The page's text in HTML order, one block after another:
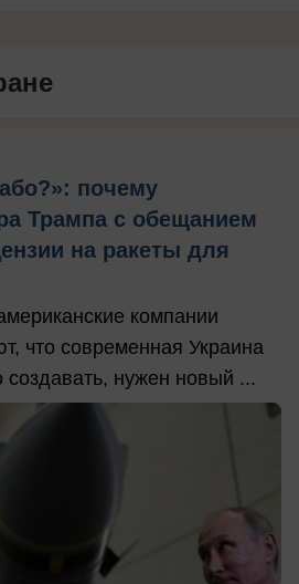
почему
Трампа с обещанием
на ракеты для
компании
что современная Украина
создавать, нужен новый ...